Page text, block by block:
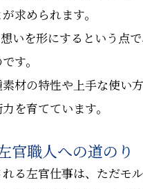
求められます。
いを形にするという点
す。
材の特性や上手な使い
を育てています。
官職人への道のり
る左官仕事は、ただモ